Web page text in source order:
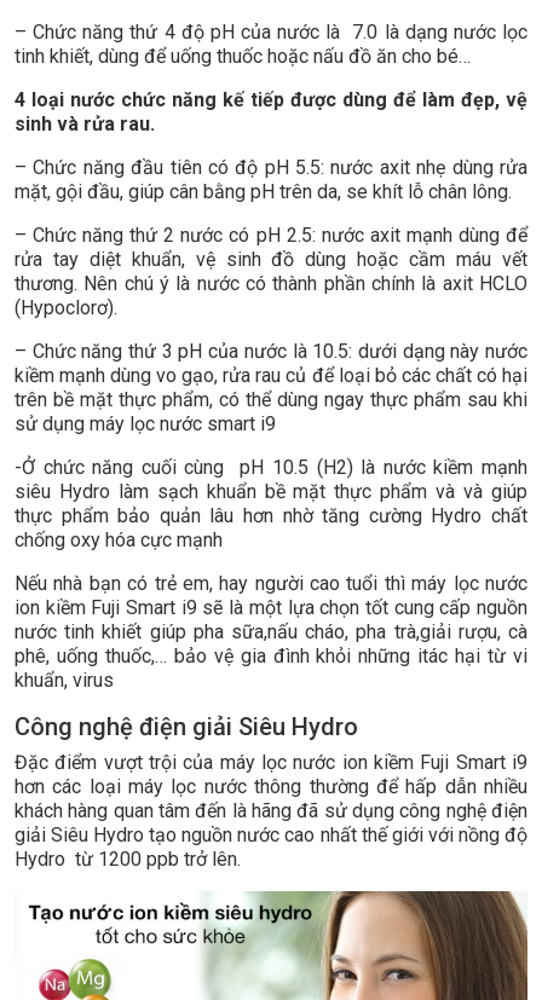
– Chức năng thứ 4 độ pH của nước là 7.0 là dạng nước lọc
tinh khiết, dùng để uống thuốc hoặc nấu đồ ăn cho bé…
4 loại nước chức năng kế tiếp được dùng để làm đẹp, vệ
sinh và rửa rau.
– Chức năng đầu tiên có độ pH 5.5: nước axit nhẹ dùng rửa
mặt, gội đầu, giúp cân bằng pH trên da, se khít lỗ chân lông.
– Chức năng thứ 2 nước có pH 2.5: nước axit mạnh dùng để
rửa tay diệt khuẩn, vệ sinh đồ dùng hoặc cầm máu vết
thương. Nên chú ý là nước có thành phần chính là axit HCLO
(Hypoclorơ).
– Chức năng thứ 3 pH của nước là 10.5: dưới dạng này nước
kiềm mạnh dùng vo gạo, rửa rau củ để loại bỏ các chất có hại
trên bề mặt thực phẩm, có thể dùng ngay thực phẩm sau khi
sử dụng máy lọc nước smart i9
-Ở chức năng cuối cùng pH 10.5 (H2) là nước kiềm mạnh
siêu Hydro làm sạch khuẩn bề mặt thực phẩm và và giúp
thực phẩm bảo quản lâu hơn nhờ tăng cường Hydro chất
chống oxy hóa cực mạnh
Nếu nhà bạn có trẻ em, hay người cao tuổi thì máy lọc nước
ion kiềm Fuji Smart i9 sẽ là một lựa chọn tốt cung cấp nguồn
nước tinh khiết giúp pha sữa,nấu cháo, pha trà,giải rượu, cà
phê, uống thuốc,… bảo vệ gia đình khỏi những itác hại từ vi
khuẩn, virus
Công nghệ điện giải Siêu Hydro
Đặc điểm vượt trội của máy lọc nước ion kiềm Fuji Smart i9
hơn các loại máy lọc nước thông thường để hấp dẫn nhiều
khách hàng quan tâm đến là hãng đã sử dụng công nghệ điện
giải Siêu Hydro tạo nguồn nước cao nhất thế giới với nồng độ
Hydro từ 1200 ppb trở lên.